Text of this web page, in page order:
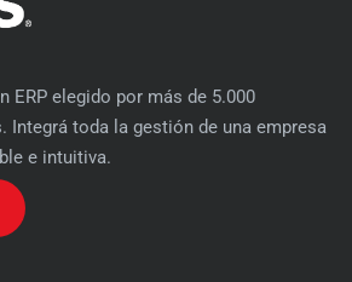
ERP elegido por más de 5.000
Integrá toda la gestión de una empresa
e intuitiva.